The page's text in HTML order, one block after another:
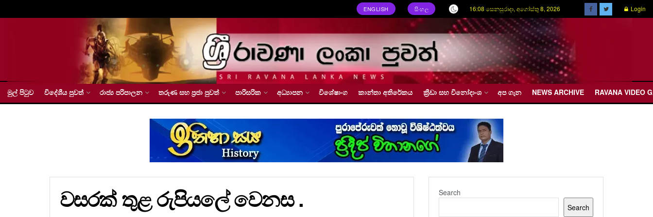
ENGLISH සිංහල 16:08 සෙනසුරාදා, අගෝස්තු 8, 2026 Login
මුල් පිටුව විදේශීය පුවත් රාජ්‍ය පරිපාලන තරුණ සහ ප්‍රජා පුවත් පාරිසරික අධ්‍යාපන විශේෂාංග කාන්තා අතිරේකය ක්‍රීඩා සහ විනෝදාංශ අප ගැන NEWS ARCHIVE RAVANA VIDEO
වසරක් තුළ රුපියලේ වෙනස .
Search
Search